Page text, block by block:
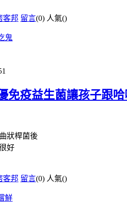
客邦 留言(0) 人氣()
鬼
免疫益生菌讓孩子跟
狀桿菌後
好
客邦 留言(0) 人氣()
鮮